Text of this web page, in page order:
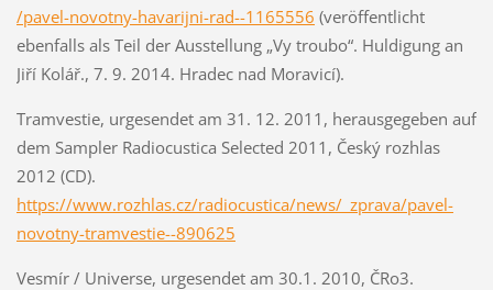
/pavel-novotny-havarijni-rad--1165556 (veröffentlicht
ebenfalls als Teil der Ausstellung „Vy troubo“. Huldigung an
Jiří Kolář., 7. 9. 2014. Hradec nad Moravicí).
Tramvestie, urgesendet am 31. 12. 2011, herausgegeben auf
dem Sampler Radiocustica Selected 2011, Český rozhlas
2012 (CD).
https://www.rozhlas.cz/radiocustica/news/_zprava/pavel-
novotny-tramvestie--890625
Vesmír / Universe, urgesendet am 30.1. 2010, ČRo3.